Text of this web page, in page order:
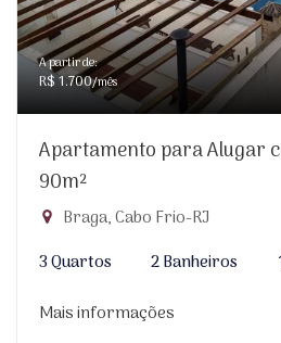
A partir de:
R$ 1.700/mês
Apartamento para Alugar
90m²
Braga, Cabo Frio-RJ
3 Quartos
2 Banheiros
Mais informações